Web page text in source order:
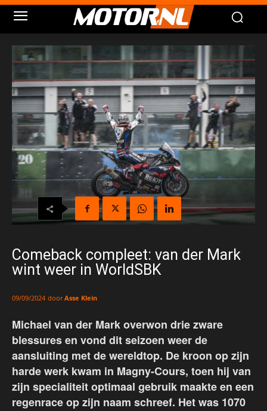
Comeback compleet: van der Mark
wint weer in WorldSBK
09/09/2024 door Asse Klein
Michael van der Mark overwon drie zware
blessures en vond dit seizoen weer de
aansluiting met de wereldtop. De kroon op zijn
harde werk kwam in Magny-Cours, toen hij van
zijn specialiteit optimaal gebruik maakte en een
regenrace op zijn naam schreef. Het was 1070